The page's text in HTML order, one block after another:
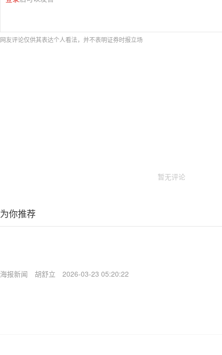
网友评论仅供其表达个人看法，并不表明证券时报立场
暂无评论
为你推荐
海报新闻 胡舒立 2026-03-23 05:20:22